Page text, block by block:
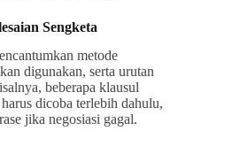
Sengketa
metode
digunakan, serta urutan
beberapa klausul
dicoba terlebih dahulu,
jika negosiasi gagal.